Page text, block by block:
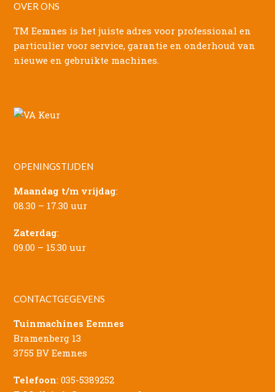
OVER ONS
TM Eemnes is het juiste adres voor professional en
particulier voor service, garantie en onderhoud van
nieuwe en gebruikte machines.
OPENINGSTIJDEN
Maandag t/m vrijdag:
08.30 – 17.30 uur
Zaterdag:
09.00 – 15.30 uur
CONTACTGEGEVENS
Tuinmachines Eemnes
Bramenberg 13
3755 BV Eemnes
Telefoon:035-5389252